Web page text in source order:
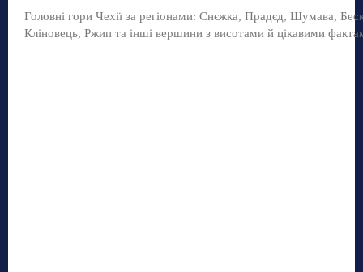
Головні гори Чехії за регіонами: Снєжка, Прадєд, Шумава,
Кліновець, Ржип та інші вершини з висотами й цікавими